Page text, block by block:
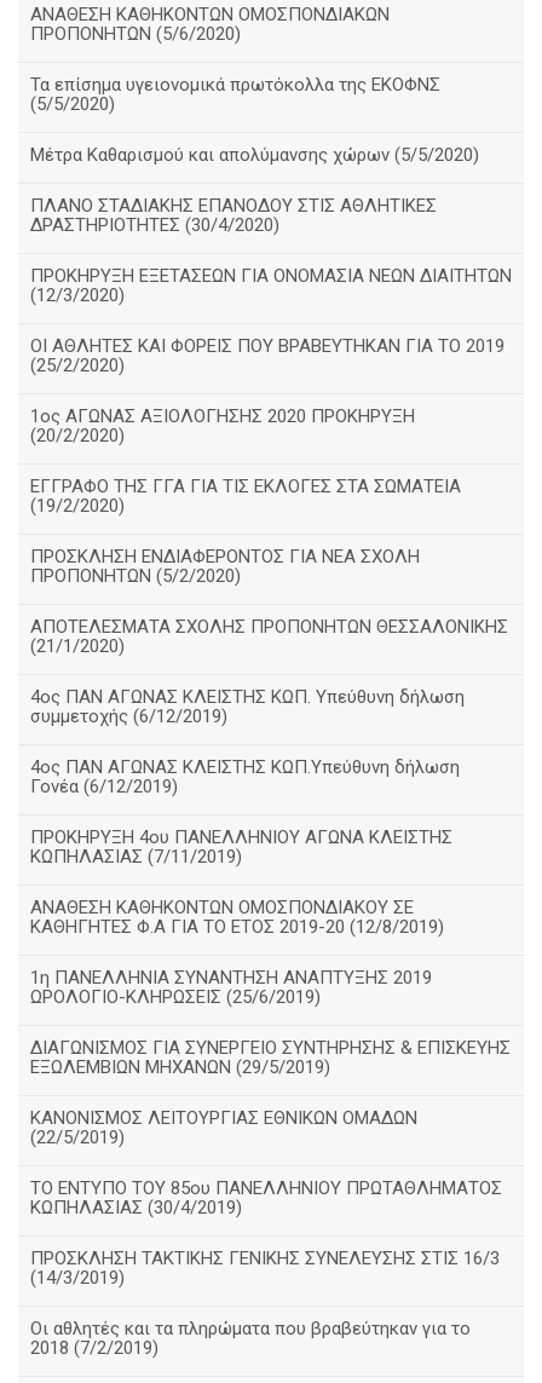
ΑΝΑΘΕΣΗ ΚΑΘΗΚΟΝΤΩΝ ΟΜΟΣΠΟΝΔΙΑΚΩΝ
ΠΡΟΠΟΝΗΤΩΝ (5/6/2020)
Τα επίσημα υγειονομικά πρωτόκολλα της ΕΚΟΦΝΣ
(5/5/2020)
Μέτρα Καθαρισμού και απολύμανσης χώρων (5/5/2020)
ΠΛΑΝΟ ΣΤΑΔΙΑΚΗΣ ΕΠΑΝΟΔΟΥ ΣΤΙΣ ΑΘΛΗΤΙΚΕΣ
ΔΡΑΣΤΗΡΙΟΤΗΤΕΣ (30/4/2020)
ΠΡΟΚΗΡΥΞΗ ΕΞΕΤΑΣΕΩΝ ΓΙΑ ΟΝΟΜΑΣΙΑ ΝΕΩΝ ΔΙΑΙΤΗΤΩΝ
(12/3/2020)
ΟΙ ΑΘΛΗΤΕΣ ΚΑΙ ΦΟΡΕΙΣ ΠΟΥ ΒΡΑΒΕΥΤΗΚΑΝ ΓΙΑ ΤΟ 2019
(25/2/2020)
1ος ΑΓΩΝΑΣ ΑΞΙΟΛΟΓΗΣΗΣ 2020 ΠΡΟΚΗΡΥΞΗ
(20/2/2020)
ΕΓΓΡΑΦΟ ΤΗΣ ΓΓΑ ΓΙΑ ΤΙΣ ΕΚΛΟΓΕΣ ΣΤΑ ΣΩΜΑΤΕΙΑ
(19/2/2020)
ΠΡΟΣΚΛΗΣΗ ΕΝΔΙΑΦΕΡΟΝΤΟΣ ΓΙΑ ΝΕΑ ΣΧΟΛΗ
ΠΡΟΠΟΝΗΤΩΝ (5/2/2020)
ΑΠΟΤΕΛΕΣΜΑΤΑ ΣΧΟΛΗΣ ΠΡΟΠΟΝΗΤΩΝ ΘΕΣΣΑΛΟΝΙΚΗΣ
(21/1/2020)
4ος ΠΑΝ ΑΓΩΝΑΣ ΚΛΕΙΣΤΗΣ ΚΩΠ. Υπεύθυνη δήλωση
συμμετοχής (6/12/2019)
4ος ΠΑΝ ΑΓΩΝΑΣ ΚΛΕΙΣΤΗΣ ΚΩΠ.Υπεύθυνη δήλωση
Γονέα (6/12/2019)
ΠΡΟΚΗΡΥΞΗ 4ου ΠΑΝΕΛΛΗΝΙΟΥ ΑΓΩΝΑ ΚΛΕΙΣΤΗΣ
ΚΩΠΗΛΑΣΙΑΣ (7/11/2019)
ΑΝΑΘΕΣΗ ΚΑΘΗΚΟΝΤΩΝ ΟΜΟΣΠΟΝΔΙΑΚΟΥ ΣΕ
ΚΑΘΗΓΗΤΕΣ Φ.Α ΓΙΑ ΤΟ ΕΤΟΣ 2019-20 (12/8/2019)
1η ΠΑΝΕΛΛΗΝΙΑ ΣΥΝΑΝΤΗΣΗ ΑΝΑΠΤΥΞΗΣ 2019
ΩΡΟΛΟΓΙΟ-ΚΛΗΡΩΣΕΙΣ (25/6/2019)
ΔΙΑΓΩΝΙΣΜΟΣ ΓΙΑ ΣΥΝΕΡΓΕΙΟ ΣΥΝΤΗΡΗΣΗΣ & ΕΠΙΣΚΕΥΗΣ
ΕΞΩΛΕΜΒΙΩΝ ΜΗΧΑΝΩΝ (29/5/2019)
ΚΑΝΟΝΙΣΜΟΣ ΛΕΙΤΟΥΡΓΙΑΣ ΕΘΝΙΚΩΝ ΟΜΑΔΩΝ
(22/5/2019)
ΤΟ ΕΝΤΥΠΟ ΤΟΥ 85ου ΠΑΝΕΛΛΗΝΙΟΥ ΠΡΩΤΑΘΛΗΜΑΤΟΣ
ΚΩΠΗΛΑΣΙΑΣ (30/4/2019)
ΠΡΟΣΚΛΗΣΗ ΤΑΚΤΙΚΗΣ ΓΕΝΙΚΗΣ ΣΥΝΕΛΕΥΣΗΣ ΣΤΙΣ 16/3
(14/3/2019)
Οι αθλητές και τα πληρώματα που βραβεύτηκαν για το
2018 (7/2/2019)